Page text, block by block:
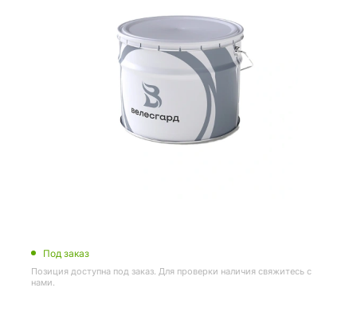
Под заказ
Позиция доступна под заказ. Для проверки наличия свяжитесь с
нами.